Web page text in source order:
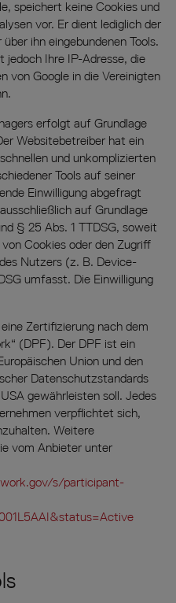
speichert keine Cookies und
vor. Er dient lediglich der
ihn eingebundenen Tools.
jedoch Ihre IP-Adresse, die
von Google in die Vereinigten
erfolgt auf Grundlage
Websitebetreiber hat ein
und unkomplizierten
Tools auf seiner
Einwilligung abgefragt
auf Grundlage
§ 25 Abs. 1 TTDSG, soweit
Cookies oder den Zugriff
Nutzers (z. B. Device-
umfasst. Die Einwilligung
Zertifizierung nach dem
(DPF). Der DPF ist ein
Union und den
Datenschutzstandards
gewährleisten soll. Jedes
verpflichtet sich,
Weitere
vom Anbieter unter
s/participant-